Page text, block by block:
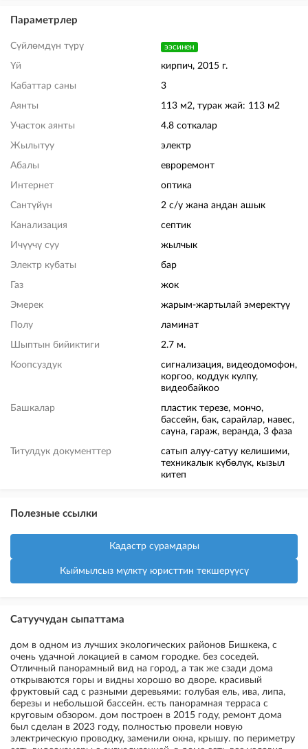
Параметрлер
Сүйлөмдүн түрү ээсинен
Үй кирпич, 2015 г.
Кабаттар саны 3
Аянты 113 м2, турак жай: 113 м2
Участок аянты 4.8 соткалар
Жылытуу электр
Абалы евроремонт
Интернет оптика
Сантүйүн 2 с/у жана андан ашык
Канализация септик
Ичүүчү суу жылчык
Электр кубаты бар
Газ жок
Эмерек жарым-жартылай эмеректүү
Полу ламинат
Шыптын бийиктиги 2.7 м.
Коопсуздук
сигнализация, видеодомофон,
коргоо, коддук кулпу,
видеобайкоо
Башкалар
пластик терезе, мончо,
бассейн, бак, сарайлар, навес,
сауна, гараж, веранда, 3 фаза
Титулдук документтер
сатып алуу-сатуу келишими,
техникалык күбөлүк, кызыл
китеп
Полезные ссылки
Кадастр сурамдары
Кыймылсыз мүлктү юристтин текшерүүсү
Сатуучудан сыпаттама
дом в одном из лучших экологических районов Бишкека, с
очень удачной локацией в самом городке. без соседей.
Отличный панорамный вид на город, а так же сзади дома
открываются горы и видны хорошо во дворе. красивый
фруктовый сад с разными деревьями: голубая ель, ива, липа,
березы и небольшой бассейн. есть панорамная терраса с
круговым обзором. дом построен в 2015 году, ремонт дома
был сделан в 2023 году, полностью провели новую
электрическую проводку, заменили окна, крышу. по периметру